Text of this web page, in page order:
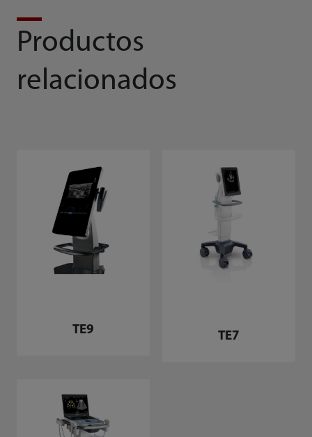
Productos
relacionados
TE9 TE7